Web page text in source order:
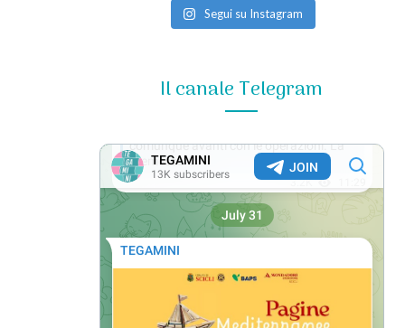
Segui su Instagram
Il canale Telegram